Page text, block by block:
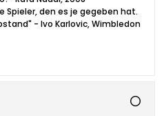
Spieler, den es je gegeben hat.
- Ivo Karlovic, Wimbledon